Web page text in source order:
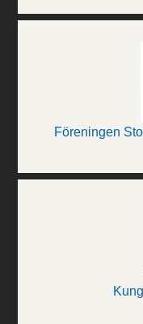
Föreningen